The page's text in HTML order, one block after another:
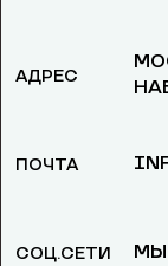
АДРЕС
ПОЧТА
СОЦ.СЕТИ МЫ